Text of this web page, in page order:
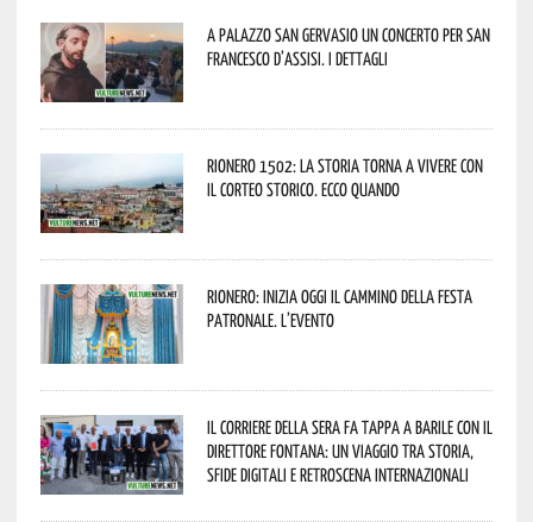
A Palazzo San Gervasio un concerto per San
Francesco d’Assisi. I dettagli
Rionero 1502: la storia torna a vivere con
il Corteo Storico. Ecco quando
Rionero: inizia oggi il cammino della Festa
Patronale. L’evento
Il Corriere della Sera fa tappa a Barile con il
Direttore Fontana: un viaggio tra storia,
sfide digitali e retroscena internazionali